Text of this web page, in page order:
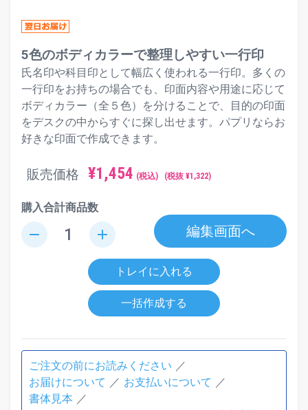
5色のボディカラーで整理しやすい一行印
氏名印や科目印として幅広く使われる一行印。多くの
一行印をお持ちの場合でも、印面内容や用途に応じて
ボディカラー（全５色）を分けることで、目的の印面
をデスクの中からすぐに探し出せます。パプリならお
好きな印面で作成できます。
販売価格 ¥1,454 (税込) (税抜 ¥1,322)
購入合計商品数
remove add 編集画面へ
トレイに入れる
一括作成する
ご注文の前にお読みください
お届けについて
お支払いについて
書体見本